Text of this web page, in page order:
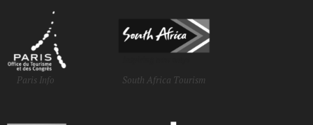
Paris Info South Africa Tourism